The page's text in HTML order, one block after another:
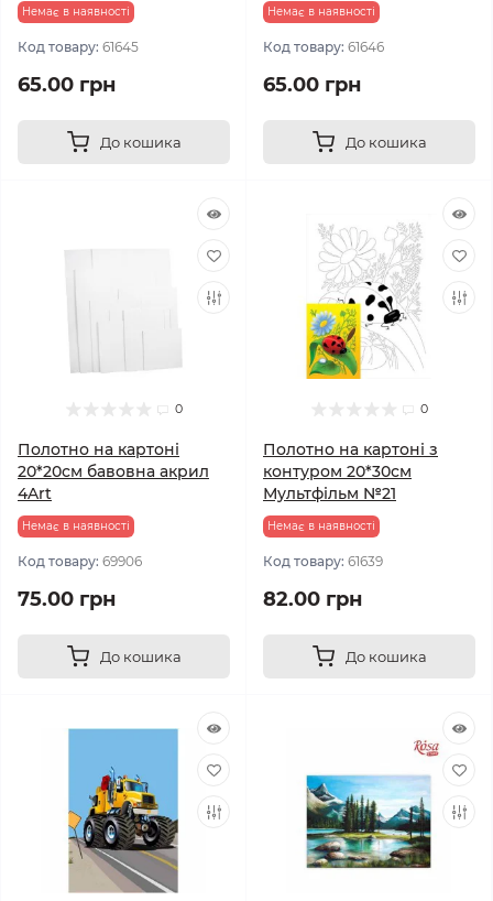
Немає в наявності
Код товару: 61645
65.00 грн
До кошика
Немає в наявності
Код товару: 61646
65.00 грн
До кошика
0
Полотно на картоні
20*20см бавовна акрил
4Art
Немає в наявності
Код товару: 69906
75.00 грн
До кошика
0
Полотно на картоні з
контуром 20*30см
Мультфільм №21
Немає в наявності
Код товару: 61639
82.00 грн
До кошика